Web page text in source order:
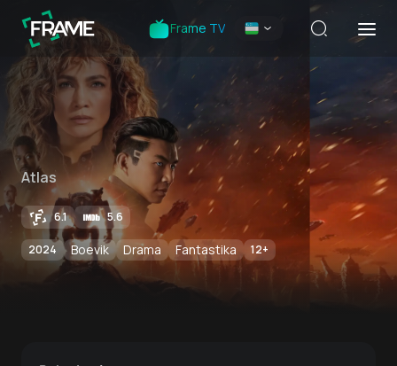
Frame TV
Atlas
6.1 5.6
2024 Boevik Drama Fantastika 12+